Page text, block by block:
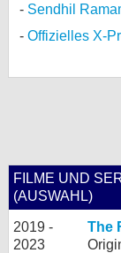
Sendhil
Offizielles X-
FILME UND
(AUSWAHL)
2019 -
2023
The